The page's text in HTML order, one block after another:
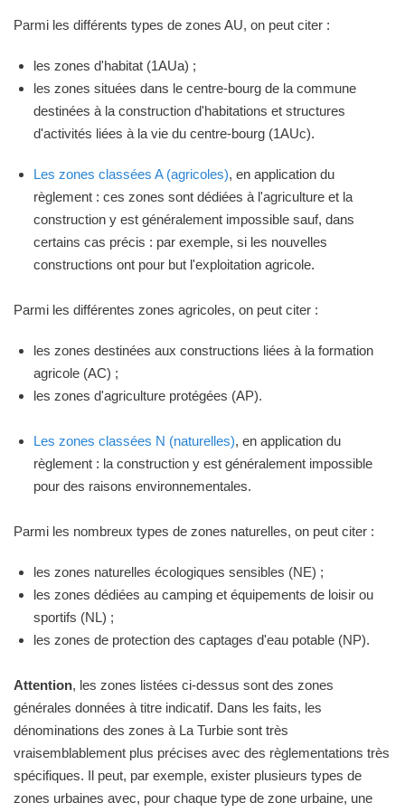
Parmi les différents types de zones AU, on peut citer :
les zones d'habitat (1AUa) ;
les zones situées dans le centre-bourg de la commune
destinées à la construction d'habitations et structures
d'activités liées à la vie du centre-bourg (1AUc).
Les zones classées A (agricoles), en application du
règlement : ces zones sont dédiées à l'agriculture et la
construction y est généralement impossible sauf, dans
certains cas précis : par exemple, si les nouvelles
constructions ont pour but l'exploitation agricole.
Parmi les différentes zones agricoles, on peut citer :
les zones destinées aux constructions liées à la formation
agricole (AC) ;
les zones d'agriculture protégées (AP).
Les zones classées N (naturelles), en application du
règlement : la construction y est généralement impossible
pour des raisons environnementales.
Parmi les nombreux types de zones naturelles, on peut citer :
les zones naturelles écologiques sensibles (NE) ;
les zones dédiées au camping et équipements de loisir ou
sportifs (NL) ;
les zones de protection des captages d'eau potable (NP).
Attention, les zones listées ci-dessus sont des zones
générales données à titre indicatif. Dans les faits, les
dénominations des zones à La Turbie sont très
vraisemblablement plus précises avec des règlementations très
spécifiques. Il peut, par exemple, exister plusieurs types de
zones urbaines avec, pour chaque type de zone urbaine, une